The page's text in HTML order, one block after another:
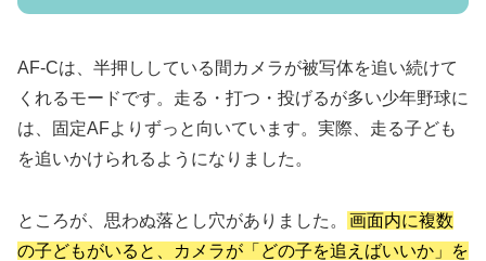
AF-Cは、半押ししている間カメラが被写体を追い続けて
くれるモードです。走る・打つ・投げるが多い少年野球に
は、固定AFよりずっと向いています。実際、走る子ども
を追いかけられるようになりました。
ところが、思わぬ落とし穴がありました。
画面内に複数
の子どもがいると、カメラが「どの子を追えばいいか」を